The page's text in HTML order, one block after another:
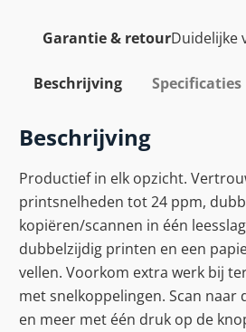
Garantie & retourDuidelijke
Beschrijving Specificaties
Beschrijving
Productief in elk opzicht.
printsnelheden tot 24 ppm,
kopiëren/scannen in één
dubbelzijdig printen en een
vellen. Voorkom extra werk bij
met snelkoppelingen. Scan naar
en meer met één druk op de